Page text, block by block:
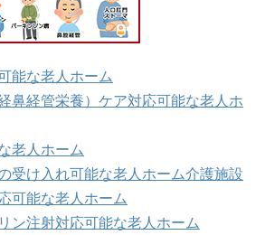
能な老人ホーム
鼻経管栄養）ケア対応可能な老人ホ
老人ホーム
受け入れ可能な老人ホーム介護施設
可能な老人ホーム
ン注射対応可能な老人ホーム